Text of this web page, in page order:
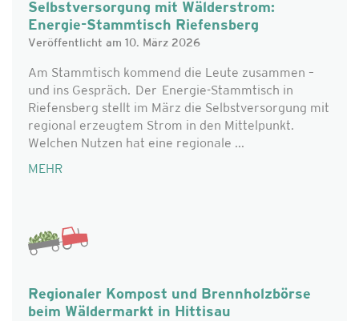
Selbstversorgung mit Wälderstrom:
Energie-Stammtisch Riefensberg
Veröffentlicht am 10. März 2026
Am Stammtisch kommend die Leute zusammen –
und ins Gespräch. Der Energie-Stammtisch in
Riefensberg stellt im März die Selbstversorgung mit
regional erzeugtem Strom in den Mittelpunkt.
Welchen Nutzen hat eine regionale ...
MEHR
Regionaler Kompost und Brennholzbörse
beim Wäldermarkt in Hittisau